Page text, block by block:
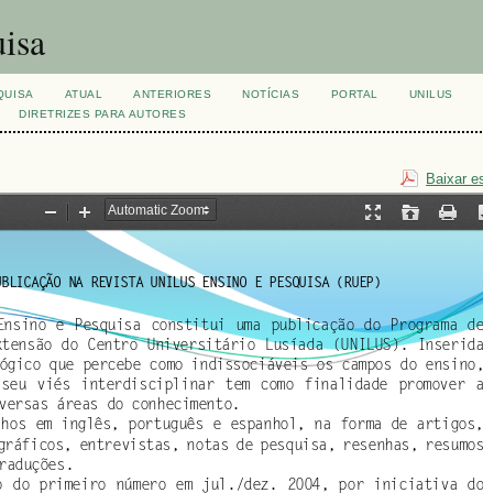
ATUAL ANTERIORES NOTÍCIAS PORTAL UNILUS
DIRETRIZES PARA AUTORES
Baixar